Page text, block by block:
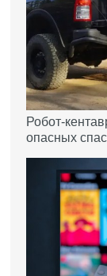
Робот-
опасных